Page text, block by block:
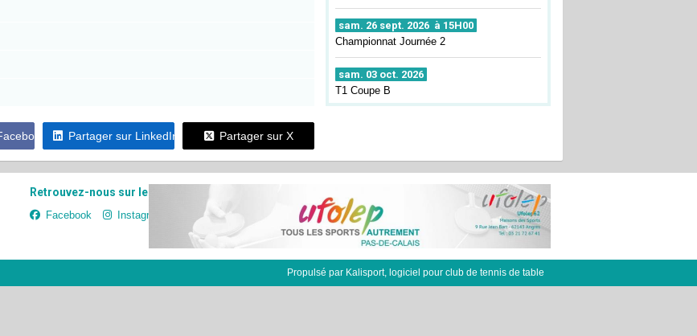
Partager sur LinkedIn Partager sur X
sam. 26 sept. 2026 à 15H00
Championnat Journée 2
sam. 03 oct. 2026
T1 Coupe B
Retrouvez-nous sur les réseaux sociaux
Facebook Instagram
Propulsé par Kalisport, logiciel pour club de tennis de table